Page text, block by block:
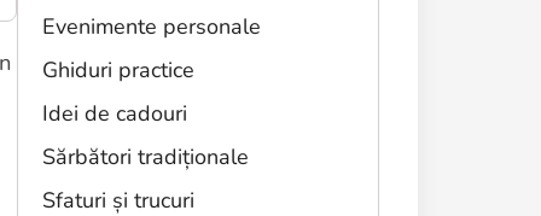
Evenimente personale
Ghiduri practice
Idei de cadouri
Sărbători tradiționale
Sfaturi și trucuri